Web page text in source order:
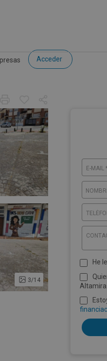
Acceder
3/14
E-MAIL
He
Altamira.